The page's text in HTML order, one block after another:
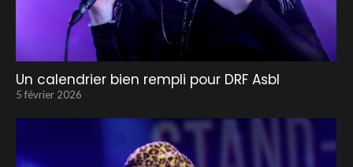
Un calendrier bien rempli pour DRF Asbl
5 février 2026